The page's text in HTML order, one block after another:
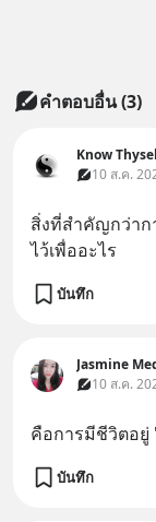
คำตอบอื่น(3)
Know
10 ส.ค.
สิ่งที่สำคัญกว่าก
ไว้เพื่ออะไร
บันทึก
Jasmine
10 ส.ค.
คือการมีชีวิตอยู่
บันทึก